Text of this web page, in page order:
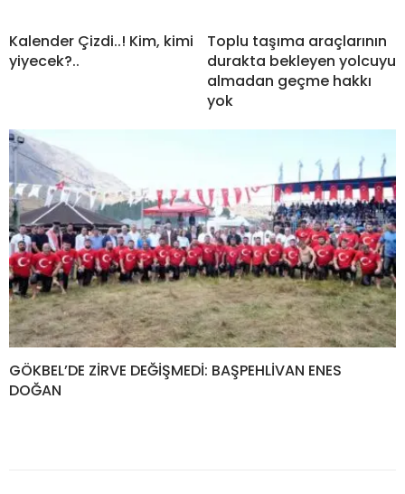
Kalender Çizdi..! Kim, kimi
yiyecek?..
Toplu taşıma araçlarının
durakta bekleyen yolcuyu
almadan geçme hakkı
yok
GÖKBEL’DE ZİRVE DEĞİŞMEDİ: BAŞPEHLİVAN ENES
DOĞAN